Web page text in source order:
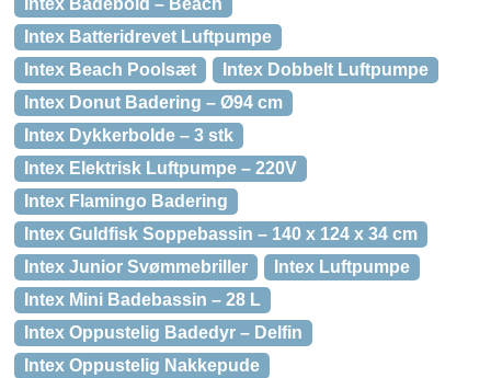
Intex Badebold – Beach
Intex Batteridrevet Luftpumpe
Intex Beach Poolsæt
Intex Dobbelt Luftpumpe
Intex Donut Badering – Ø94 cm
Intex Dykkerbolde – 3 stk
Intex Elektrisk Luftpumpe – 220V
Intex Flamingo Badering
Intex Guldfisk Soppebassin – 140 x 124 x 34 cm
Intex Junior Svømmebriller
Intex Luftpumpe
Intex Mini Badebassin – 28 L
Intex Oppustelig Badedyr – Delfin
Intex Oppustelig Nakkepude